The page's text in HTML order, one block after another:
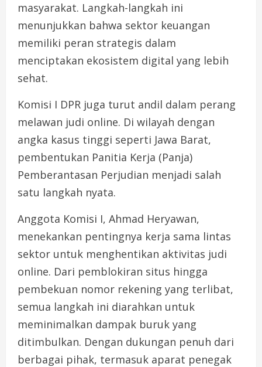
masyarakat. Langkah-langkah ini
menunjukkan bahwa sektor keuangan
memiliki peran strategis dalam
menciptakan ekosistem digital yang lebih
sehat.
Komisi I DPR juga turut andil dalam perang
melawan judi online. Di wilayah dengan
angka kasus tinggi seperti Jawa Barat,
pembentukan Panitia Kerja (Panja)
Pemberantasan Perjudian menjadi salah
satu langkah nyata.
Anggota Komisi I, Ahmad Heryawan,
menekankan pentingnya kerja sama lintas
sektor untuk menghentikan aktivitas judi
online. Dari pemblokiran situs hingga
pembekuan nomor rekening yang terlibat,
semua langkah ini diarahkan untuk
meminimalkan dampak buruk yang
ditimbulkan. Dengan dukungan penuh dari
berbagai pihak, termasuk aparat penegak